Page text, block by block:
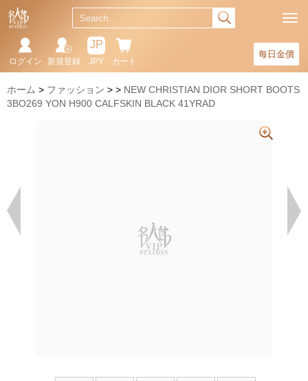
每日金價
カート
JP
JPY
新規登録
ログイン
ホーム ファッション
NEW CHRISTIAN DIOR SHORT BOOTS
3BO269 YON H900 CALFSKIN BLACK 41YRAD